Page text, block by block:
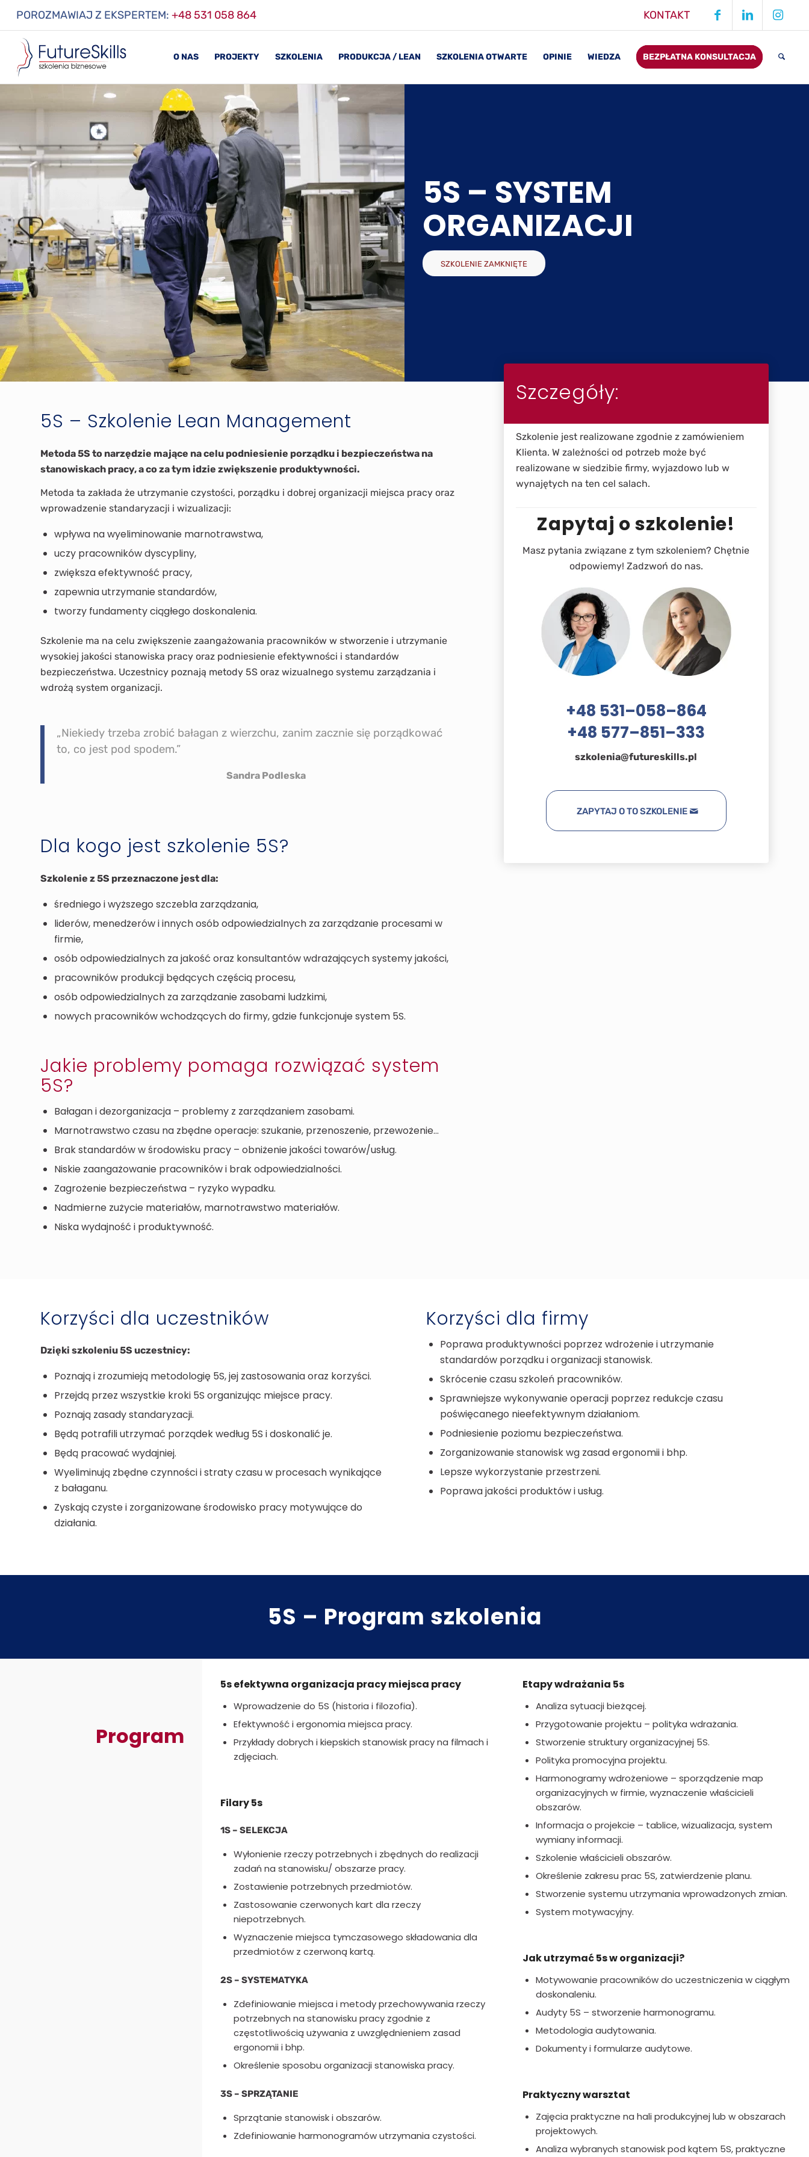
KONTAKT
POROZMAWIAJ Z EKSPERTEM: +48 531 058 864
O NAS PROJEKTY SZKOLENIA PRODUKCJA / LEAN SZKOLENIA OTWARTE OPINIE WIEDZA BEZPŁATNA KONSULTACJA
5S – SYSTEM
ORGANIZACJI
SZKOLENIE ZAMKNIĘTE
5S – Szkolenie Lean Management
Metoda 5S to narzędzie mające na celu podniesienie porządku i bezpieczeństwa na
stanowiskach pracy, a co za tym idzie zwiększenie produktywności.
Metoda ta zakłada że utrzymanie czystości, porządku i dobrej organizacji miejsca pracy oraz
wprowadzenie standaryzacji i wizualizacji:
wpływa na wyeliminowanie marnotrawstwa,
uczy pracowników dyscypliny,
zwiększa efektywność pracy,
zapewnia utrzymanie standardów,
tworzy fundamenty ciągłego doskonalenia.
Szkolenie ma na celu zwiększenie zaangażowania pracowników w stworzenie i utrzymanie
wysokiej jakości stanowiska pracy oraz podniesienie efektywności i standardów
bezpieczeństwa. Uczestnicy poznają metody 5S oraz wizualnego systemu zarządzania i
wdrożą system organizacji.
„Niekiedy trzeba zrobić bałagan z wierzchu, zanim zacznie się porządkować
to, co jest pod spodem.”
Sandra Podleska
Dla kogo jest szkolenie 5S?
Szkolenie z 5S przeznaczone jest dla:
średniego i wyższego szczebla zarządzania,
liderów, menedżerów i innych osób odpowiedzialnych za zarządzanie procesami w
firmie,
osób odpowiedzialnych za jakość oraz konsultantów wdrażających systemy jakości,
pracowników produkcji będących częścią procesu,
osób odpowiedzialnych za zarządzanie zasobami ludzkimi,
nowych pracowników wchodzących do firmy, gdzie funkcjonuje system 5S.
Jakie problemy pomaga rozwiązać system
5S?
Bałagan i dezorganizacja – problemy z zarządzaniem zasobami.
Marnotrawstwo czasu na zbędne operacje: szukanie, przenoszenie, przewożenie…
Brak standardów w środowisku pracy – obniżenie jakości towarów/usług.
Niskie zaangażowanie pracowników i brak odpowiedzialności.
Zagrożenie bezpieczeństwa – ryzyko wypadku.
Nadmierne zużycie materiałów, marnotrawstwo materiałów.
Niska wydajność i produktywność.
Szczegóły:
Szkolenie jest realizowane zgodnie z zamówieniem
Klienta. W zależności od potrzeb może być
realizowane w siedzibie firmy, wyjazdowo lub w
wynajętych na ten cel salach.
Zapytaj o szkolenie!
Masz pytania związane z tym szkoleniem? Chętnie
odpowiemy! Zadzwoń do nas.
+48 531–058–864
+48 577–851–333
szkolenia@futureskills.pl
ZAPYTAJ O TO SZKOLENIE
Korzyści dla uczestników
Dzięki szkoleniu 5S uczestnicy:
Poznają i zrozumieją metodologię 5S, jej zastosowania oraz korzyści.
Przejdą przez wszystkie kroki 5S organizując miejsce pracy.
Poznają zasady standaryzacji.
Będą potrafili utrzymać porządek według 5S i doskonalić je.
Będą pracować wydajniej.
Wyeliminują zbędne czynności i straty czasu w procesach wynikające
z bałaganu.
Zyskają czyste i zorganizowane środowisko pracy motywujące do
działania.
Korzyści dla firmy
Poprawa produktywności poprzez wdrożenie i utrzymanie
standardów porządku i organizacji stanowisk.
Skrócenie czasu szkoleń pracowników.
Sprawniejsze wykonywanie operacji poprzez redukcje czasu
poświęcanego nieefektywnym działaniom.
Podniesienie poziomu bezpieczeństwa.
Zorganizowanie stanowisk wg zasad ergonomii i bhp.
Lepsze wykorzystanie przestrzeni.
Poprawa jakości produktów i usług.
5S – Program szkolenia
Program
5s efektywna organizacja pracy miejsca pracy
Wprowadzenie do 5S (historia i filozofia).
Efektywność i ergonomia miejsca pracy.
Przykłady dobrych i kiepskich stanowisk pracy na filmach i
zdjęciach.
Filary 5s
1S – SELEKCJA
Wyłonienie rzeczy potrzebnych i zbędnych do realizacji
zadań na stanowisku/ obszarze pracy.
Zostawienie potrzebnych przedmiotów.
Zastosowanie czerwonych kart dla rzeczy
niepotrzebnych.
Wyznaczenie miejsca tymczasowego składowania dla
przedmiotów z czerwoną kartą.
2S – SYSTEMATYKA
Zdefiniowanie miejsca i metody przechowywania rzeczy
potrzebnych na stanowisku pracy zgodnie z
częstotliwością używania z uwzględnieniem zasad
ergonomii i bhp.
Określenie sposobu organizacji stanowiska pracy.
3S – SPRZĄTANIE
Sprzątanie stanowisk i obszarów.
Zdefiniowanie harmonogramów utrzymania czystości.
Etapy wdrażania 5s
Analiza sytuacji bieżącej.
Przygotowanie projektu – polityka wdrażania.
Stworzenie struktury organizacyjnej 5S.
Polityka promocyjna projektu.
Harmonogramy wdrożeniowe – sporządzenie map
organizacyjnych w firmie, wyznaczenie właścicieli
obszarów.
Informacja o projekcie – tablice, wizualizacja, system
wymiany informacji.
Szkolenie właścicieli obszarów.
Określenie zakresu prac 5S, zatwierdzenie planu.
Stworzenie systemu utrzymania wprowadzonych zmian.
System motywacyjny.
Jak utrzymać 5s w organizacji?
Motywowanie pracowników do uczestniczenia w ciągłym
doskonaleniu.
Audyty 5S – stworzenie harmonogramu.
Metodologia audytowania.
Dokumenty i formularze audytowe.
Praktyczny warsztat
Zajęcia praktyczne na hali produkcyjnej lub w obszarach
projektowych.
Analiza wybranych stanowisk pod kątem 5S, praktyczne